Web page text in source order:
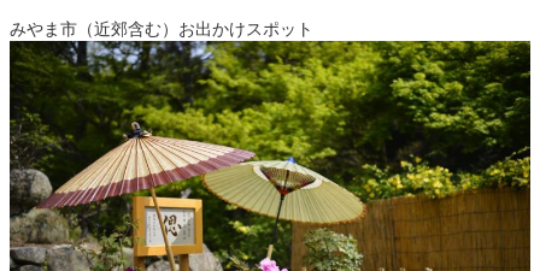
みやま市（近郊含む）お出かけスポット